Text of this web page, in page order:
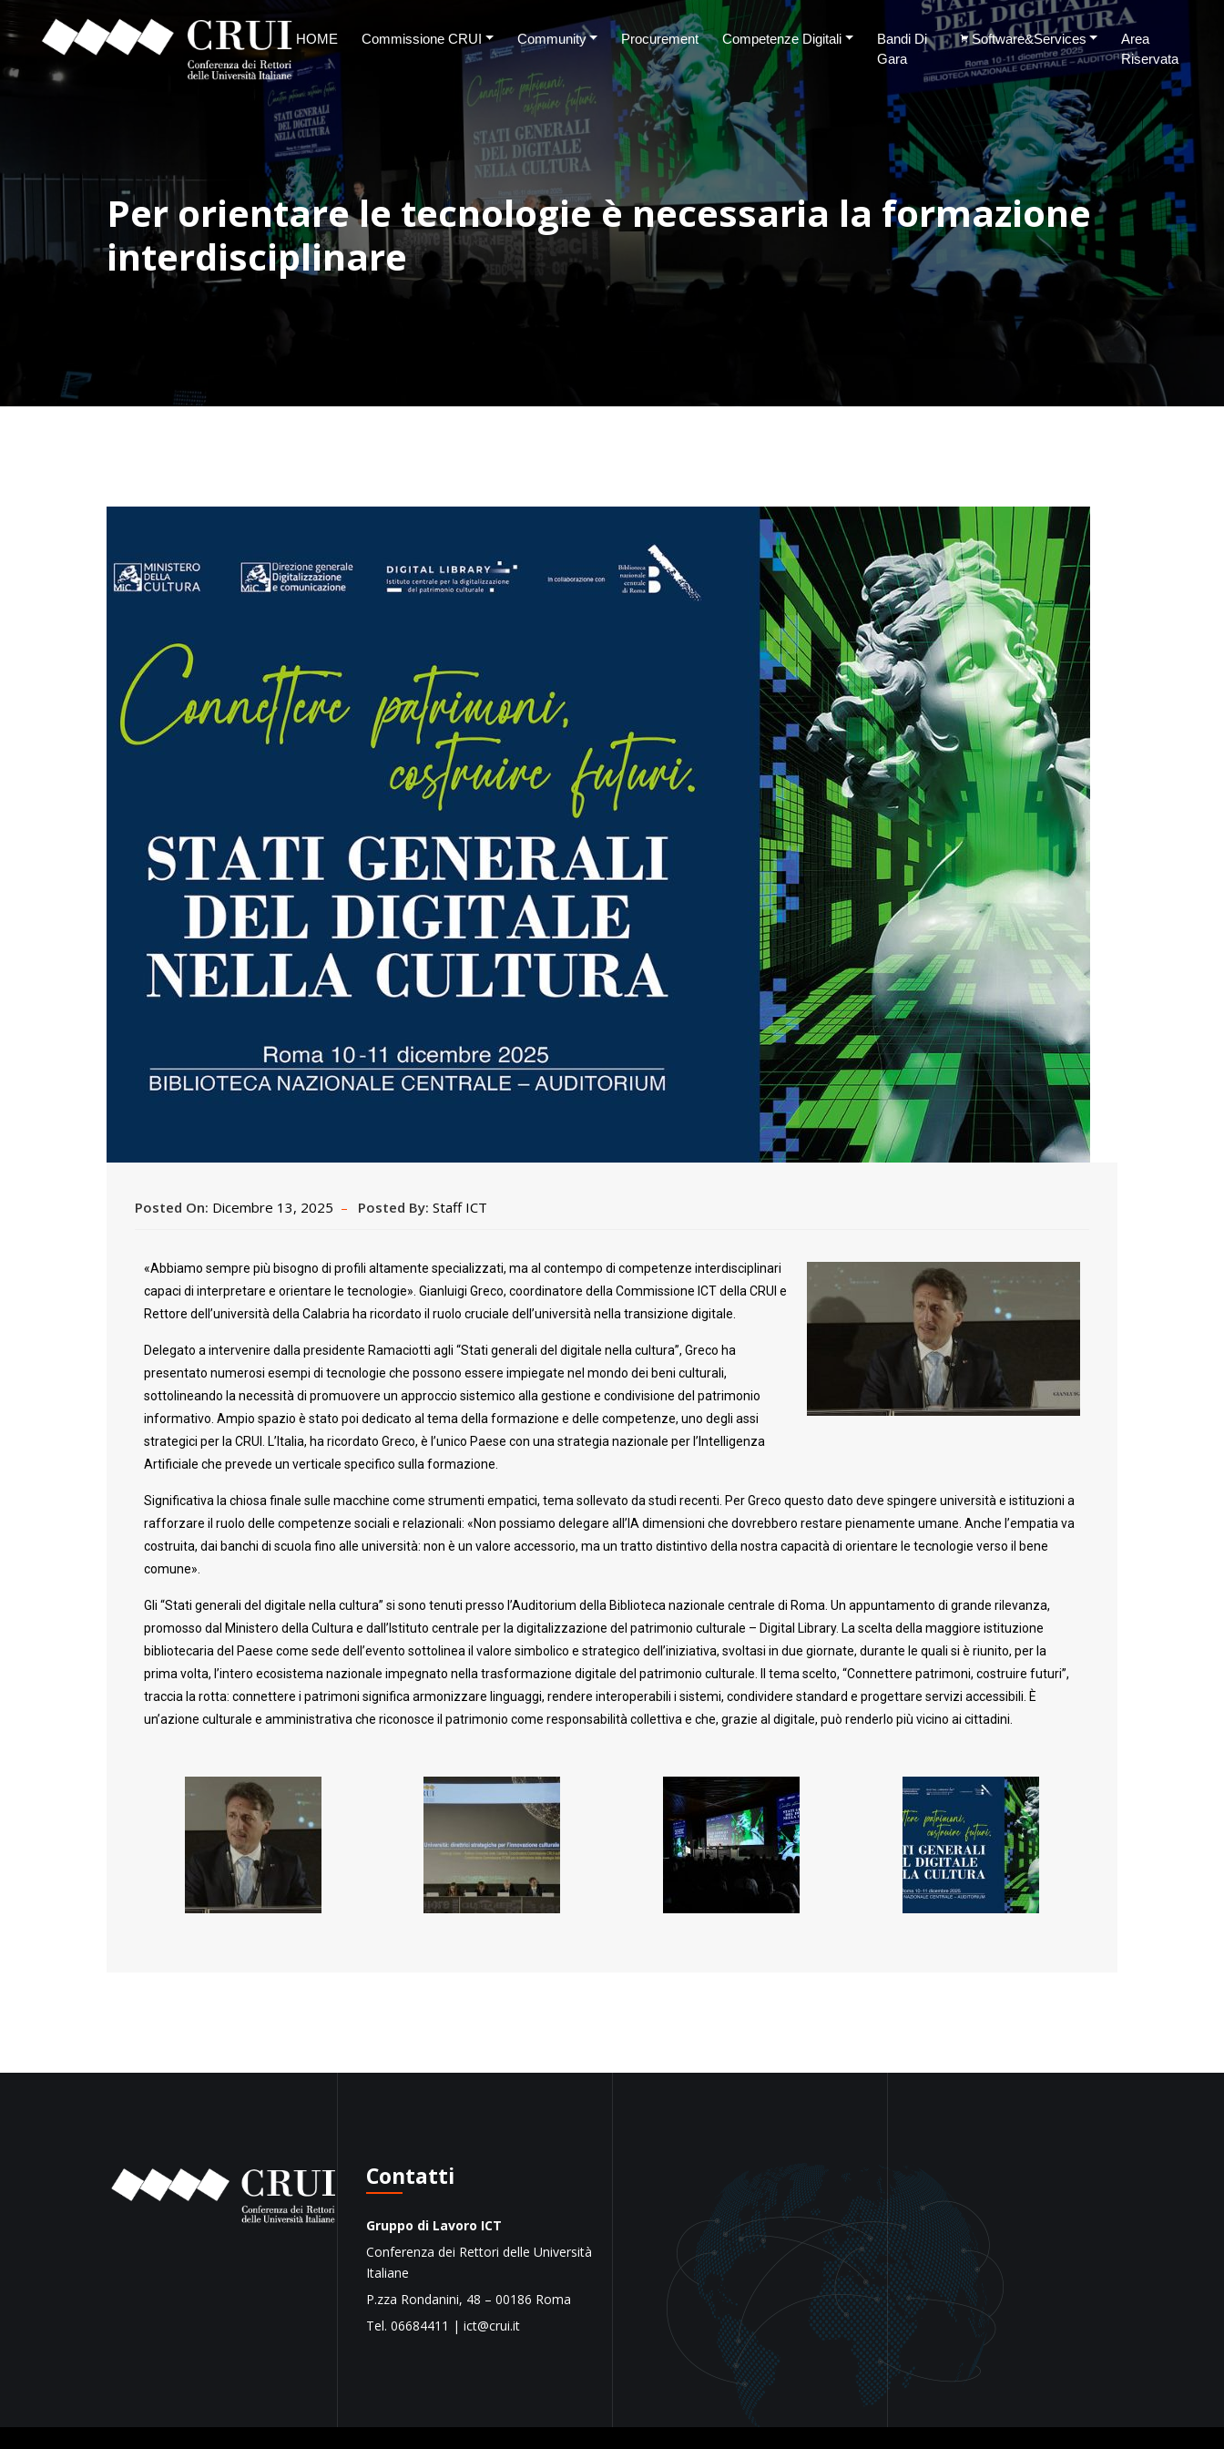
HOME Commissione CRUI Community Procurement Competenze Digitali
Bandi Di
Gara
Software&Services
Area
Riservata
Per orientare le tecnologie è necessaria la formazione
interdisciplinare
Posted On: Dicembre 13, 2025 Posted By: Staff ICT
«Abbiamo sempre più bisogno di profili altamente specializzati, ma al contempo di competenze interdisciplinari
capaci di interpretare e orientare le tecnologie». Gianluigi Greco, coordinatore della Commissione ICT della CRUI e
Rettore dell’università della Calabria ha ricordato il ruolo cruciale dell’università nella transizione digitale.
Delegato a intervenire dalla presidente Ramaciotti agli “Stati generali del digitale nella cultura”, Greco ha
presentato numerosi esempi di tecnologie che possono essere impiegate nel mondo dei beni culturali,
sottolineando la necessità di promuovere un approccio sistemico alla gestione e condivisione del patrimonio
informativo. Ampio spazio è stato poi dedicato al tema della formazione e delle competenze, uno degli assi
strategici per la CRUI. L’Italia, ha ricordato Greco, è l’unico Paese con una strategia nazionale per l’Intelligenza
Artificiale che prevede un verticale specifico sulla formazione.
Significativa la chiosa finale sulle macchine come strumenti empatici, tema sollevato da studi recenti. Per Greco questo dato deve spingere università e istituzioni a
rafforzare il ruolo delle competenze sociali e relazionali: «Non possiamo delegare all’IA dimensioni che dovrebbero restare pienamente umane. Anche l’empatia va
costruita, dai banchi di scuola fino alle università: non è un valore accessorio, ma un tratto distintivo della nostra capacità di orientare le tecnologie verso il bene
comune».
Gli “Stati generali del digitale nella cultura” si sono tenuti presso l’Auditorium della Biblioteca nazionale centrale di Roma. Un appuntamento di grande rilevanza,
promosso dal Ministero della Cultura e dall’Istituto centrale per la digitalizzazione del patrimonio culturale – Digital Library. La scelta della maggiore istituzione
bibliotecaria del Paese come sede dell’evento sottolinea il valore simbolico e strategico dell’iniziativa, svoltasi in due giornate, durante le quali si è riunito, per la
prima volta, l’intero ecosistema nazionale impegnato nella trasformazione digitale del patrimonio culturale. Il tema scelto, “Connettere patrimoni, costruire futuri”,
traccia la rotta: connettere i patrimoni significa armonizzare linguaggi, rendere interoperabili i sistemi, condividere standard e progettare servizi accessibili. È
un’azione culturale e amministrativa che riconosce il patrimonio come responsabilità collettiva e che, grazie al digitale, può renderlo più vicino ai cittadini.
Contatti
Gruppo di Lavoro ICT
Conferenza dei Rettori delle Università
Italiane
P.zza Rondanini, 48 – 00186 Roma
Tel. 06684411 | ict@crui.it